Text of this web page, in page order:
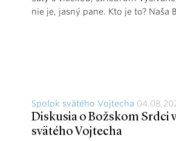
nie je, jasný pane. Kto je to? Naša
Spolok svätého Vojtecha
Diskusia o Božskom Srdci
svätého Vojtecha